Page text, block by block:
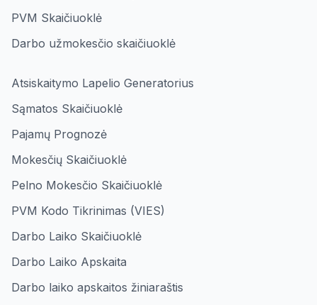
PVM Skaičiuoklė
Darbo užmokesčio skaičiuoklė
Atsiskaitymo Lapelio Generatorius
Sąmatos Skaičiuoklė
Pajamų Prognozė
Mokesčių Skaičiuoklė
Pelno Mokesčio Skaičiuoklė
PVM Kodo Tikrinimas (VIES)
Darbo Laiko Skaičiuoklė
Darbo Laiko Apskaita
Darbo laiko apskaitos žiniaraštis